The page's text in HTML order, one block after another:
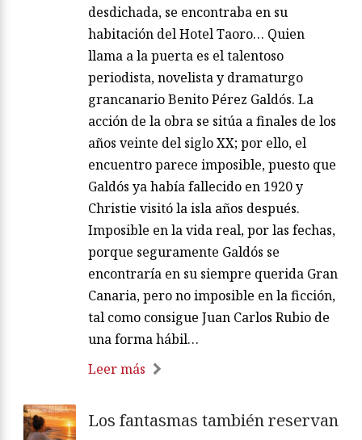
desdichada, se encontraba en su
habitación del Hotel Taoro… Quien
llama a la puerta es el talentoso
periodista, novelista y dramaturgo
grancanario Benito Pérez Galdós. La
acción de la obra se sitúa a finales de los
años veinte del siglo XX; por ello, el
encuentro parece imposible, puesto que
Galdós ya había fallecido en 1920 y
Christie visitó la isla años después.
Imposible en la vida real, por las fechas,
porque seguramente Galdós se
encontraría en su siempre querida Gran
Canaria, pero no imposible en la ficción,
tal como consigue Juan Carlos Rubio de
una forma hábil…
Leer más
Los fantasmas también reservan